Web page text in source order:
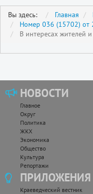
Вы здесь: Главная
Номер 036 (15702) от
В интересах жителей и
НОВОСТИ
Главное
Округ
Политика
ЖКХ
Экономика
Общество
Культура
Репортажи
ПРИЛОЖЕНИЯ
Краеведческий вестник